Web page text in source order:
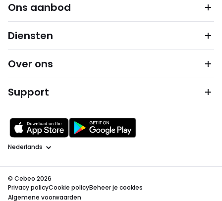
Ons aanbod
Diensten
Over ons
Support
Taal
© Cebeo 2026
Privacy policyCookie policyBeheer je cookies
Algemene voorwaarden